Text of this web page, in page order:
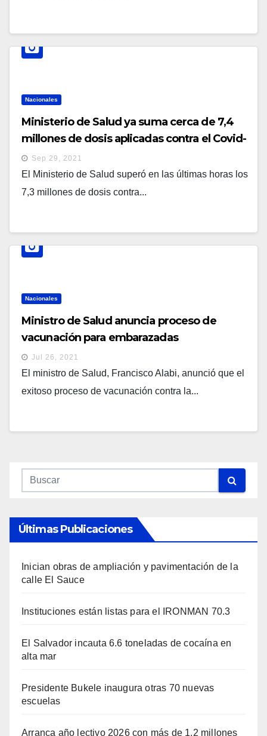
Nacionales
Ministerio de Salud ya suma cerca de 7,4
millones de dosis aplicadas contra el Covid-
19 Sep 29, 2021
El Ministerio de Salud superó en las últimas horas los
7,3 millones de dosis contra...
Nacionales
Ministro de Salud anuncia proceso de
vacunación para embarazadas
Jul 26, 2021
El ministro de Salud, Francisco Alabi, anunció que el
exitoso proceso de vacunación contra la...
Últimas Publicaciones
Inician obras de ampliación y pavimentación de la
calle El Sauce
Instituciones están listas para el IRONMAN 70.3
El Salvador incauta 6.6 toneladas de cocaína en
alta mar
Presidente Bukele inaugura otras 70 nuevas
escuelas
Arranca año lectivo 2026 con más de 1.2 millones